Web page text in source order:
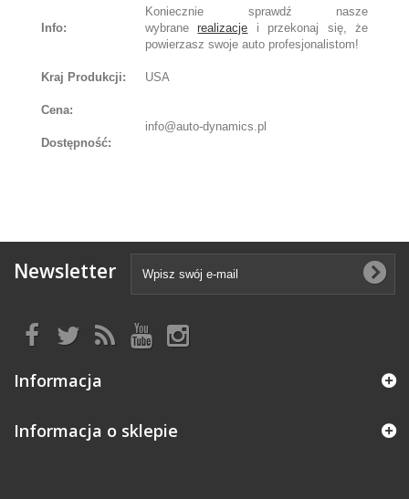
Info:
Koniecznie sprawdź nasze
wybranerealizacje i przekonaj się, że
powierzasz swoje auto profesjonalistom!
Kraj Produkcji: USA
Cena:
info@auto-dynamics.pl
Dostępność:
Newsletter
Informacja
Informacja o sklepie